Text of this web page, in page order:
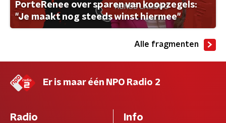
PorteRenee over sparen van koopzegels:
"Je maakt nog steeds winst hiermee"
Alle fragmenten
Er is maar één NPO Radio 2
Radio Info